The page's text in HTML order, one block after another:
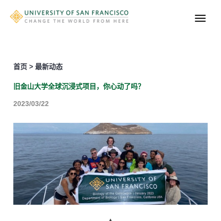
首页 > 最新动态
旧金山大学全球沉浸式项目，你心动了吗？
2023/03/22